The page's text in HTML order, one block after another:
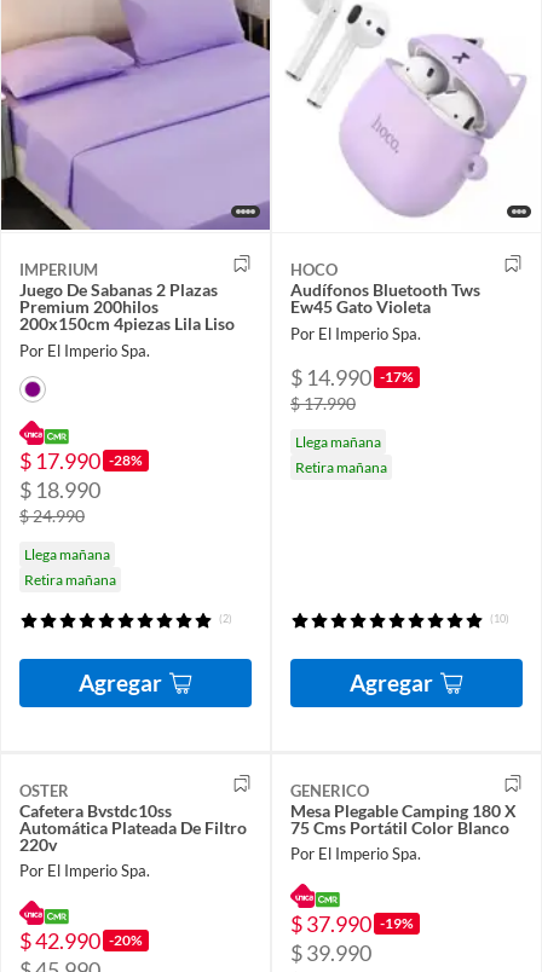
IMPERIUM
Juego De Sabanas 2 Plazas
Premium 200hilos
200x150cm 4piezas Lila Liso
Por El Imperio Spa.
$ 17.990 -28%
$ 18.990
$ 24.990
Llega mañana
Retira mañana
(2)
Agregar
HOCO
Audífonos Bluetooth Tws
Ew45 Gato Violeta
Por El Imperio Spa.
$ 14.990 -17%
$ 17.990
Llega mañana
Retira mañana
(10)
Agregar
OSTER
Cafetera Bvstdc10ss
Automática Plateada De Filtro
220v
Por El Imperio Spa.
$ 42.990 -20%
GENERICO
Mesa Plegable Camping 180 X
75 Cms Portátil Color Blanco
Por El Imperio Spa.
$ 37.990 -19%
$ 39.990